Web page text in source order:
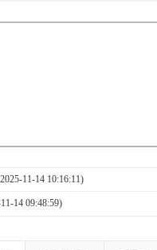
11-14 10:16:11)
14 09:48:59)